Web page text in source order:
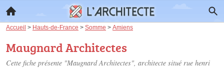
Accueil > Hauts-de-France > Somme > Amiens
Maugnard Architectes
Cette fiche présente "Maugnard Architectes", architecte situé rue henri